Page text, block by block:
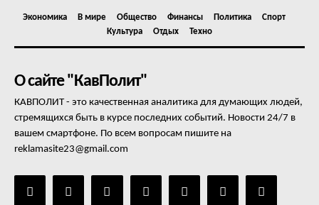
Экономика В мире Общество Финансы Политика
Спорт
Культура
Отдых Техно
О сайте "КавПолит"
КАВПОЛИТ - это качественная аналитика для думающих людей,
стремящихся быть в курсе последних событий. Новости 24/7 в
вашем смартфоне. По всем вопросам пишите на
reklamasite23@gmail.com